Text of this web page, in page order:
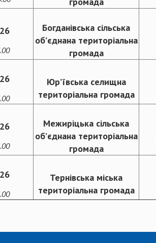
Богданівська сільська
об’єднана територіальна
громада
Юр’ївська селищна
територіальна громада
Межиріцька сільська
об’єднана територіальна
громада
Тернівська міська
територіальна громада